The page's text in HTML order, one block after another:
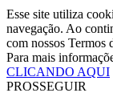
Esse site utiliza
navegação. Ao
com nossos Termos
Para mais
CLICANDO AQUI
PROSSEGUIR